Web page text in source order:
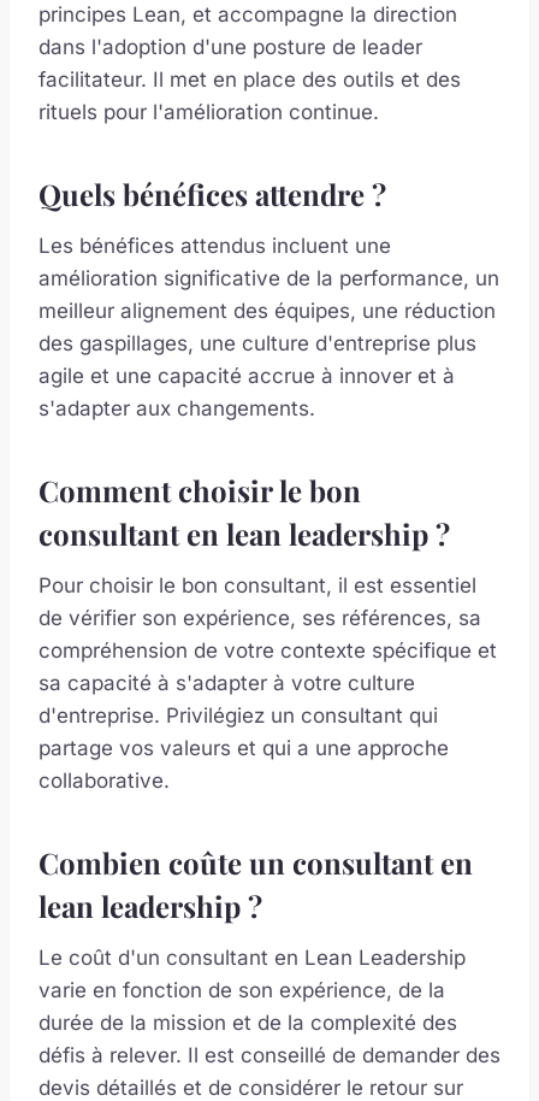
principes Lean, et accompagne la direction
dans l'adoption d'une posture de leader
facilitateur. Il met en place des outils et des
rituels pour l'amélioration continue.
Quels bénéfices attendre ?
Les bénéfices attendus incluent une
amélioration significative de la performance, un
meilleur alignement des équipes, une réduction
des gaspillages, une culture d'entreprise plus
agile et une capacité accrue à innover et à
s'adapter aux changements.
Comment choisir le bon
consultant en lean leadership ?
Pour choisir le bon consultant, il est essentiel
de vérifier son expérience, ses références, sa
compréhension de votre contexte spécifique et
sa capacité à s'adapter à votre culture
d'entreprise. Privilégiez un consultant qui
partage vos valeurs et qui a une approche
collaborative.
Combien coûte un consultant en
lean leadership ?
Le coût d'un consultant en Lean Leadership
varie en fonction de son expérience, de la
durée de la mission et de la complexité des
défis à relever. Il est conseillé de demander des
devis détaillés et de considérer le retour sur